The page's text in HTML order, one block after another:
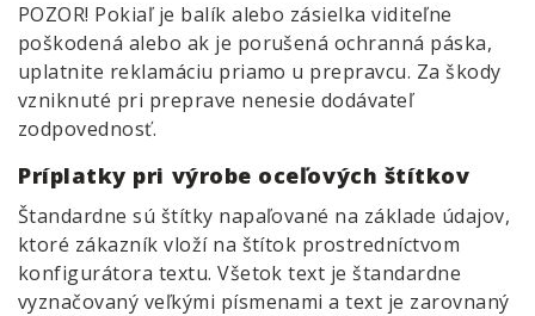
POZOR! Pokiaľ je balík alebo zásielka viditeľne
poškodená alebo ak je porušená ochranná páska,
uplatnite reklamáciu priamo u prepravcu. Za škody
vzniknuté pri preprave nenesie dodávateľ
zodpovednosť.
Príplatky pri výrobe oceľových štítkov
Štandardne sú štítky napaľované na základe údajov,
ktoré zákazník vloží na štítok prostredníctvom
konfigurátora textu. Všetok text je štandardne
vyznačovaný veľkými písmenami a text je zarovnaný